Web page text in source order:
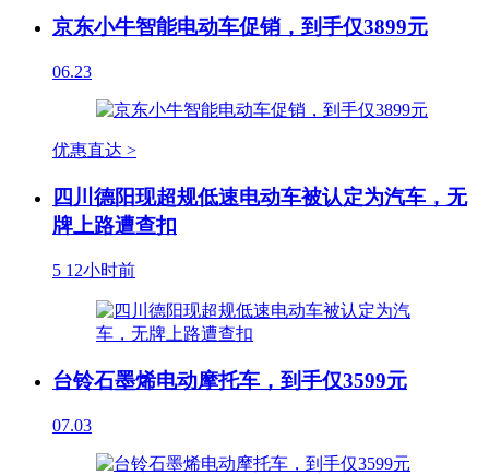
京东小牛智能电动车促销，到手仅3899元
06.23
优惠直达 >
四川德阳现超规低速电动车被认定为汽车，无
牌上路遭查扣
5 12小时前
台铃石墨烯电动摩托车，到手仅3599元
07.03